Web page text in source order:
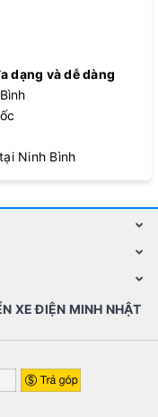
dạng và dễ dàng
Ninh Bình
XE ĐIỆN MINH NHẬT